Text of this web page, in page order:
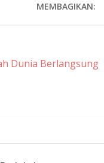
MEMBAGIKAN:
Dunia Berlangsung